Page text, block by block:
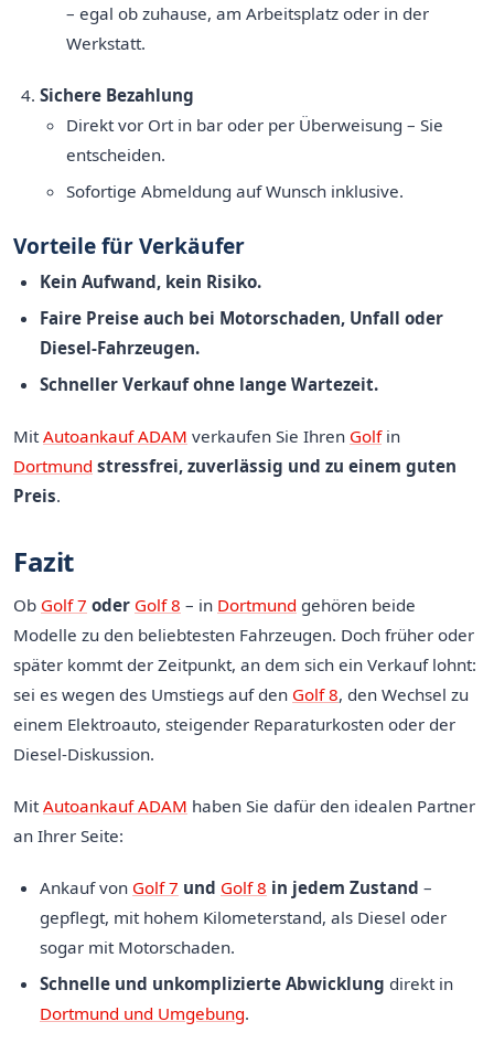
– egal ob zuhause, am Arbeitsplatz oder in der
Werkstatt.
Sichere Bezahlung
Direkt vor Ort in bar oder per Überweisung – Sie
entscheiden.
Sofortige Abmeldung auf Wunsch inklusive.
Vorteile für Verkäufer
Kein Aufwand, kein Risiko.
Faire Preise auch bei Motorschaden, Unfall oder
Diesel-Fahrzeugen.
Schneller Verkauf ohne lange Wartezeit.
Mit Autoankauf ADAM verkaufen Sie Ihren Golfin
Dortmund stressfrei, zuverlässig und zu einem guten
Preis.
Fazit
Ob Golf 7 oder Golf 8 – in Dortmund gehören beide
Modelle zu den beliebtesten Fahrzeugen. Doch früher oder
später kommt der Zeitpunkt, an dem sich ein Verkauf lohnt:
sei es wegen des Umstiegs auf den Golf 8, den Wechsel zu
einem Elektroauto, steigender Reparaturkosten oder der
Diesel-Diskussion.
Mit Autoankauf ADAM haben Sie dafür den idealen Partner
an Ihrer Seite:
Ankauf von Golf 7 und Golf 8 in jedem Zustand –
gepflegt, mit hohem Kilometerstand, als Diesel oder
sogar mit Motorschaden.
Schnelle und unkomplizierte Abwicklung direkt in
Dortmund und Umgebung.